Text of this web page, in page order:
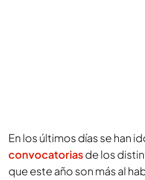
En los últimos días se han
convocatoriasde los
que este año son más al